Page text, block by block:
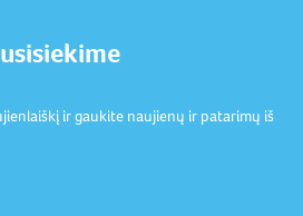
ir gaukite naujienų ir patarimų iš